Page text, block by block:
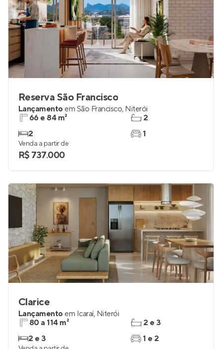
Reserva São Francisco
Lançamento em São Francisco, Niterói
66 e 84 m²
2
2
1
Venda a partir de
R$ 737.000
Clarice
Lançamento em Icaraí, Niterói
80 a 114 m²
2 e 3
2 e 3
1 e 2